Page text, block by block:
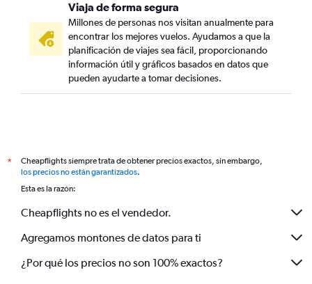
Viaja de forma segura
Millones de personas nos visitan anualmente para
encontrar los mejores vuelos. Ayudamos a que la
planificación de viajes sea fácil, proporcionando
información útil y gráficos basados en datos que
pueden ayudarte a tomar decisiones.
*
Cheapflights siempre trata de obtener precios exactos, sin embargo,
los precios no están garantizados.
Esta es la razón:
Cheapflights no es el vendedor.
Agregamos montones de datos para ti
¿Por qué los precios no son 100% exactos?